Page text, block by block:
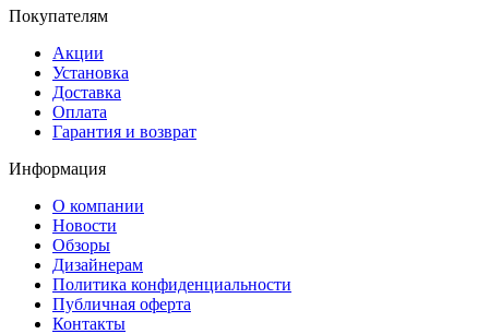
Покупателям
Акции
Установка
Доставка
Оплата
Гарантия и возврат
Информация
О компании
Новости
Обзоры
Дизайнерам
Политика конфиденциальности
Публичная оферта
Контакты